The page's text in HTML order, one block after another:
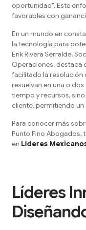
oportunidad". Este
favorables con
En un mundo en
la tecnología para
Erik Rivera Serralde,
Operaciones, destaca
facilitado la resolución
resuelvan en una o
tiempo y recursos,
cliente, permitiendo un
Para conocer más
Punto Fino Abogados,
en Líderes
Líderes